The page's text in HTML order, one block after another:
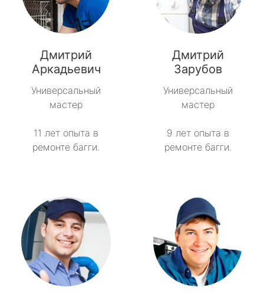
Дмитрий
Аркадьевич
Универсальный
мастер
11 лет опыта в
ремонте багги.
Дмитрий
Зарубов
Универсальный
мастер
9 лет опыта в
ремонте багги.